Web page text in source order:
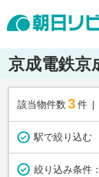
京成電鉄京
該当物件数 3件
駅で絞り込む
絞り込み条件：